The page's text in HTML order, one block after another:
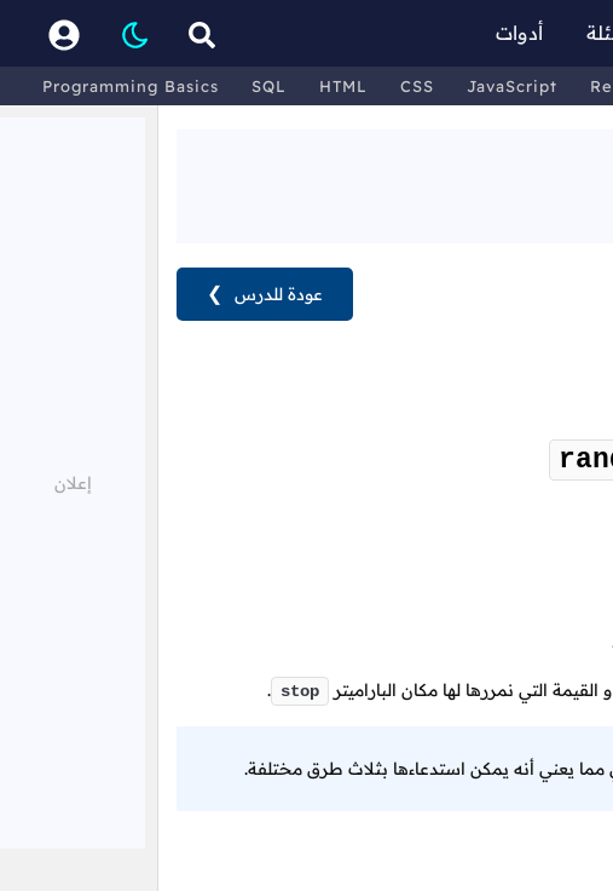
أدوات
Programming Basics SQL HTML CSS JavaScript
عودة للدرس ❯
و القيمة التي نمررها لها مكان الباراميتر stop
.
مما يعني أنه يمكن استدعاءها بثلاث طرق مختلفة.